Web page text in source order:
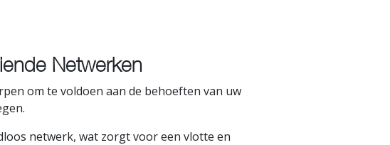
Netwerken
om te voldoen aan de behoeften van uw
netwerk, wat zorgt voor een vlotte en